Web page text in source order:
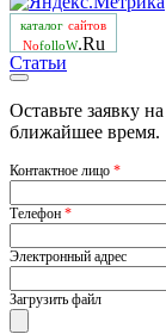
каталог сайтов
NofolloW.Ru
Статьи
Оставьте заявку
ближайшее время.
Контактное лицо *
Телефон *
Электронный адрес
Загрузить файл